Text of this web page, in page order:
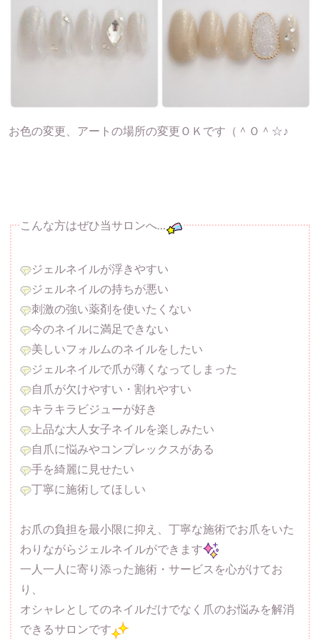
お色の変更、アートの場所の変更ＯＫです（＾Ｏ＾☆♪
こんな方はぜひ当サロンへ…
ジェルネイルが浮きやすい
ジェルネイルの持ちが悪い
刺激の強い薬剤を使いたくない
今のネイルに満足できない
美しいフォルムのネイルをしたい
ジェルネイルで爪が薄くなってしまった
自爪が欠けやすい・割れやすい
キラキラビジューが好き
上品な大人女子ネイルを楽しみたい
自爪に悩みやコンプレックスがある
手を綺麗に見せたい
丁寧に施術してほしい
お爪の負担を最小限に抑え、丁寧な施術でお爪をいた
わりながらジェルネイルができます
一人一人に寄り添った施術・サービスを心がけてお
り、
オシャレとしてのネイルだけでなく爪のお悩みを解消
できるサロンです